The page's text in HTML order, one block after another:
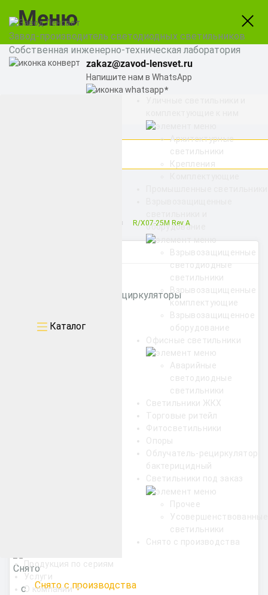
Меню
Завод-производитель светодиодных светильников
Собственная инженерно-техническая лаборатория
zakaz@zavod-lensvet.ru
Напишите нам в WhatsApp
Каталог
Архитектурные
светильники
Крепления
оборудование
Взрывозащищенные
светодиодные
светильники
Взрывозащищенные
комплектующие
Взрывозащищенное
оборудование
Офисные светильники
Аварийные
светодиодные
светильники
Светильники ЖКХ
Торговые ритейл
Фитосветильники
Опоры
Облучатель-рециркулятор
бактерицидный
Светильники под заказ
Прочее
Усовершенствованные
светильники
Снято с производства
Продукция по сериям
Услуги
О компании
R/X07-25M Rev A
Бактерицидные рециркуляторы
Уличные
Снято с производства